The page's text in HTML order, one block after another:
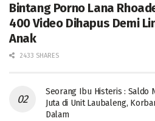
Bintang Porno Lana
400 Video Dihapus Demi
Anak
2433 SHARES
Seorang Ibu Histeris : Saldo
Juta di Unit Laubaleng,
Dalam